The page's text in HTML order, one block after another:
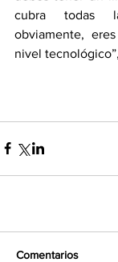
cubra todas
obviamente,
nivel
Comentarios